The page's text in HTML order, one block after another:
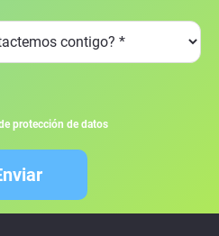
protección de datos